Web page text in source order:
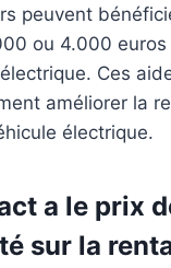
peuvent
ou 4.000 euros
Ces
améliorer la
électrique.
a le prix
sur la